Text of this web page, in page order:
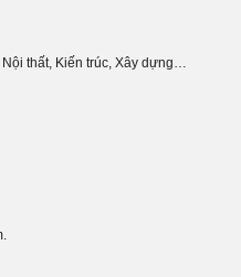
thất, Kiến trúc, Xây dựng…